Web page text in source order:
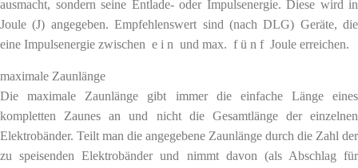
ausmacht, sondern seine Entlade- oder Impulsenergie. Diese wird in
Joule (J) angegeben. Empfehlenswert sind (nach DLG) Geräte, die
eine Impulsenergie zwischen e i n und max. f ü n f Joule erreichen.
maximale Zaunlänge
Die maximale Zaunlänge gibt immer die einfache Länge eines
kompletten Zaunes an und nicht die Gesamtlänge der einzelnen
Elektrobänder. Teilt man die angegebene Zaunlänge durch die Zahl der
zu speisenden Elektrobänder und nimmt davon (als Abschlag für